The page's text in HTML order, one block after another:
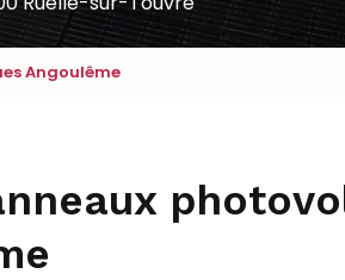
Angoulême